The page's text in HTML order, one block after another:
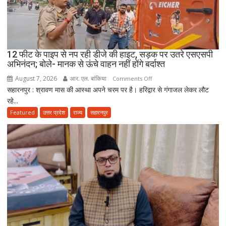
गैंग
दो
शूटरों
पर
75-
का
12 फीट के पाइप से नप रही डीजे की हाइट, सड़क पर उतरे एसएसपी
अभिनंदन; बोले- मानक से ऊंचे वाहन नहीं होंगे बर्दाश्त
August 7, 2026 आर. एल. बांकिया Comments Offon
12
डीजे
की
हाइट,
सड़क
पर
उतरे
सहारनपुर : श्रावण मास की आस्था अपने चरम पर है। हरिद्वार से गंगाजल लेकर लौट
रहे...
Featured उत्तर प्रदेश राज्य सहारनपुर